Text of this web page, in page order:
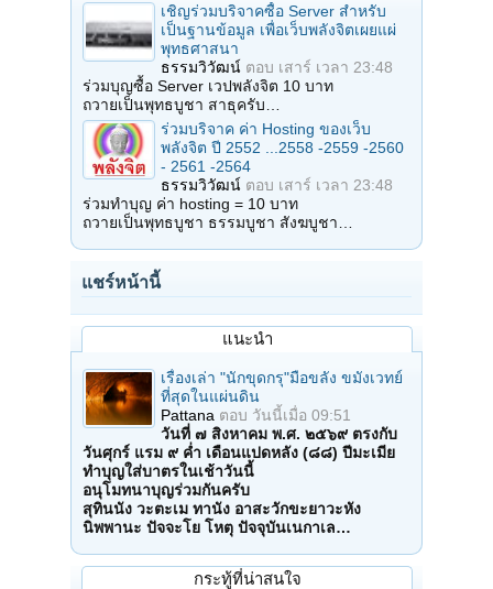
เชิญร่วมบริจาคซื้อ Server สำหรับ
เป็นฐานข้อมูล เพื่อเว็บพลังจิตเผยแผ่
พุทธศาสนา
ธรรมวิวัฒน์ ตอบ เสาร์ เวลา 23:48
ร่วมบุญซื้อ Server เวปพลังจิต 10 บาท
ถวายเป็นพุทธบูชา สาธุครับ…
ร่วมบริจาค ค่า Hosting ของเว็บ
พลังจิต ปี 2552 ...2558 -2559 -2560
- 2561 -2564
ธรรมวิวัฒน์ ตอบ เสาร์ เวลา 23:48
ร่วมทำบุญ ค่า hosting = 10 บาท
ถวายเป็นพุทธบูชา ธรรมบูชา สังฆบูชา…
แชร์หน้านี้
แนะนำ
เรื่องเล่า "นักขุดกรุ"มือขลัง ขมังเวทย์
ที่สุดในแผ่นดิน
Pattana ตอบ วันนี้เมื่อ 09:51
วันที่ ๗ สิงหาคม พ.ศ. ๒๕๖๙ ตรงกับ
วันศุกร์ แรม ๙ ค่ำ เดือนแปดหลัง (๘๘) ปีมะเมีย
ทำบุญใส่บาตรในเช้าวันนี้
อนุโมทนาบุญร่วมกันครับ
สุทินนัง วะตะเม ทานัง อาสะวักขะยาวะหัง
นิพพานะ ปัจจะโย โหตุ ปัจจุบันเนกาเล…
กระทู้ที่น่าสนใจ